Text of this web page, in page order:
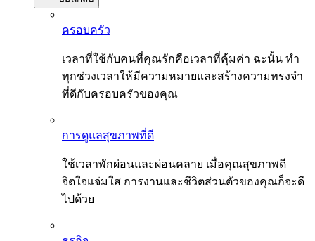
ครอบครัว
เวลาที่ใช้กับคนที่คุณรักคือเวลาที่คุ้มค่า ฉะนั้น ทำ
ทุกช่วงเวลาให้มีความหมายและสร้างความทรงจำ
ที่ดีกับครอบครัวของคุณ
การดูแลสุขภาพที่ดี
ใช้เวลาพักผ่อนและผ่อนคลาย เมื่อคุณสุขภาพดี
จิตใจแจ่มใส การงานและชีวิตส่วนตัวของคุณก็จะดี
ไปด้วย